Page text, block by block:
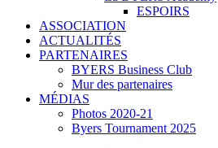
ESPOIRS
ASSOCIATION
ACTUALITÉS
PARTENAIRES
BYERS Business Club
Mur des partenaires
MÉDIAS
Photos 2020-21
Byers Tournament 2025